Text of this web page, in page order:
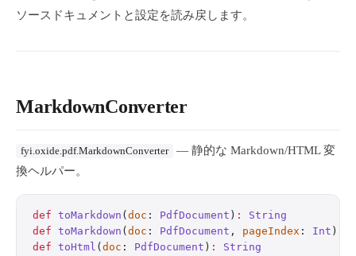
ソースドキュメントと設定を読み戻します。
MarkdownConverter
fyi.oxide.pdf.MarkdownConverter
— 静的な Markdown/HTML 変
換ヘルパー。
def toMarkdown ( doc : PdfDocument ) :
String
def toMarkdown ( doc : PdfDocument , pageIndex : Int )
def toHtml ( doc : PdfDocument ) :
String